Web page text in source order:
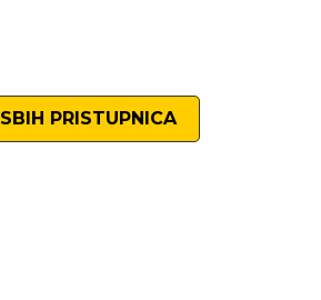
SBIH PRISTUPNICA